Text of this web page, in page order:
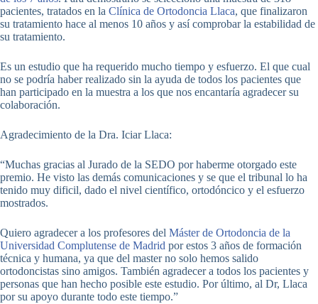
pacientes, tratados en la Clínica de Ortodoncia Llaca, que finalizaron
su tratamiento hace al menos 10 años y así comprobar la estabilidad de
su tratamiento.
Es un estudio que ha requerido mucho tiempo y esfuerzo. El que cual
no se podría haber realizado sin la ayuda de todos los pacientes que
han participado en la muestra a los que nos encantaría agradecer su
colaboración.
Agradecimiento de la Dra. Iciar Llaca:
“Muchas gracias al Jurado de la SEDO por haberme otorgado este
premio. He visto las demás comunicaciones y se que el tribunal lo ha
tenido muy dificil, dado el nivel científico, ortodóncico y el esfuerzo
mostrados.
Quiero agradecer a los profesores del Máster de Ortodoncia de la
Universidad Complutense de Madrid por estos 3 años de formación
técnica y humana, ya que del master no solo hemos salido
ortodoncistas sino amigos. También agradecer a todos los pacientes y
personas que han hecho posible este estudio. Por último, al Dr, Llaca
por su apoyo durante todo este tiempo.”